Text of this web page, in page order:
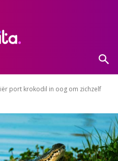
port krokodil in oog om zichzelf